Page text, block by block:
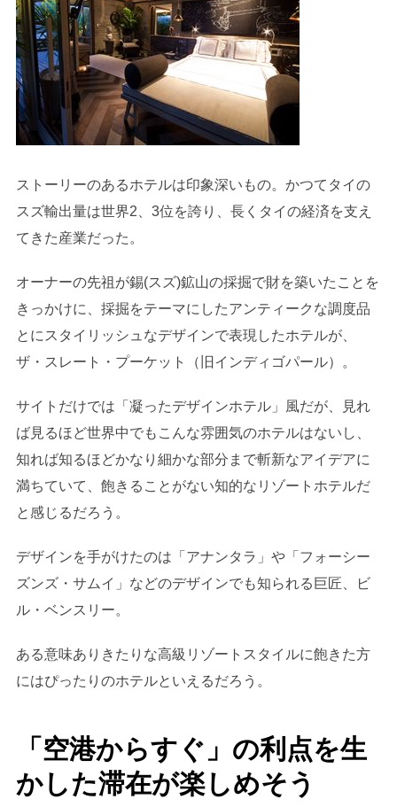
ストーリーのあるホテルは印象深いもの。かつてタイの
スズ輸出量は世界2、3位を誇り、長くタイの経済を支え
てきた産業だった。
オーナーの先祖が錫(スズ)鉱山の採掘で財を築いたことを
きっかけに、採掘をテーマにしたアンティークな調度品
とにスタイリッシュなデザインで表現したホテルが、
ザ・スレート・プーケット（旧インディゴパール）。
サイトだけでは「凝ったデザインホテル」風だが、見れ
ば見るほど世界中でもこんな雰囲気のホテルはないし、
知れば知るほどかなり細かな部分まで斬新なアイデアに
満ちていて、飽きることがない知的なリゾートホテルだ
と感じるだろう。
デザインを手がけたのは「アナンタラ」や「フォーシー
ズンズ・サムイ」などのデザインでも知られる巨匠、ビ
ル・ベンスリー。
ある意味ありきたりな高級リゾートスタイルに飽きた方
にはぴったりのホテルといえるだろう。
「空港からすぐ」の利点を生
かした滞在が楽しめそう